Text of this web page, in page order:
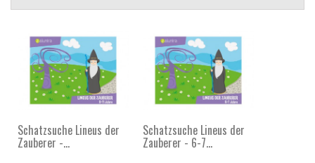
Schatzsuche Lineus der
Zauberer -...
Schatzsuche Lineus der
Zauberer - 6-7...